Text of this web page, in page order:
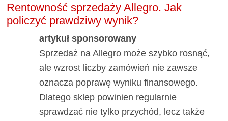
Rentowność sprzedaży Allegro. Jak
policzyć prawdziwy wynik?
artykuł sponsorowany
Sprzedaż na Allegro może szybko rosnąć,
ale wzrost liczby zamówień nie zawsze
oznacza poprawę wyniku finansowego.
Dlatego sklep powinien regularnie
sprawdzać nie tylko przychód, lecz także